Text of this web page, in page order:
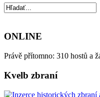
ONLINE
Právě přítomno: 310 hostů a
Kvelb zbraní